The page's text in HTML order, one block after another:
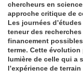
chercheurs en
approche critique de
Les journées
teneur des
financement
terme. Cette
lumière de celle qui a
l’expérience de